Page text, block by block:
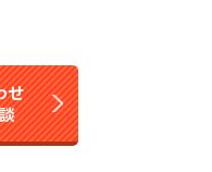
せ